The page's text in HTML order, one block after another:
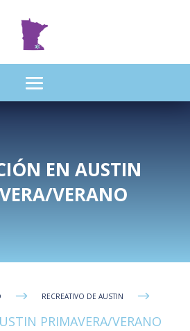
EN AUSTIN
VERANO
$ RECREATIVO DE AUSTIN $
PRIMAVERA/VERANO